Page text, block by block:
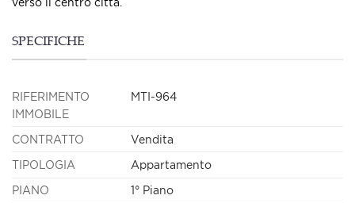
SPECIFICHE
RIFERIMENTO
IMMOBILE
MTI-964
CONTRATTO Vendita
TIPOLOGIA Appartamento
PIANO 1° Piano